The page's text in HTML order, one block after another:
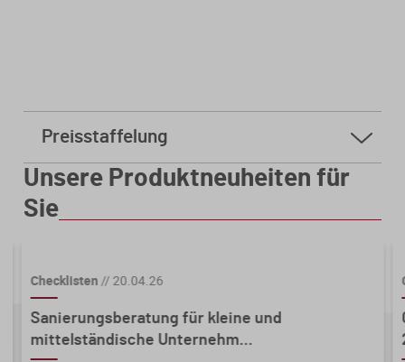
Neuheiten
Neuheiten
Aktuelles Programm
Preisstaffelung
ab5 Stk.4,40 € * sparen Sie 0%
ab10 Stk. 3,70 € * sparen Sie 16%
Mindestbestellmenge 5 Stk.
Unsere Produktneuheiten für
Sie
Checklisten // 20.04.26
Sanierungsberatung für kleine und
mittelständische Unternehm...